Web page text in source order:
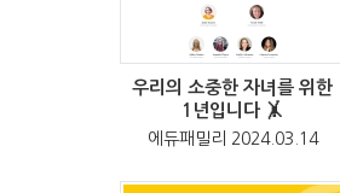
우리의 소중한 자녀를 위한
1년입니다 🤸
에듀패밀리 2024.03.14